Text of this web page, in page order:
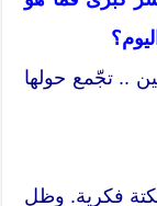
.. تجّمع حولها
فكرية. وظل